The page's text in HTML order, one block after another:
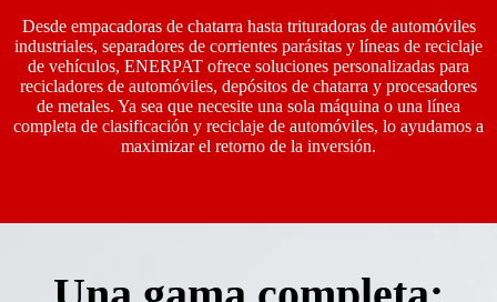
Desde empacadoras de chatarra hasta trituradoras de automóviles
industriales, separadores de corrientes parásitas y líneas de reciclaje
de vehículos, ENERPAT ofrece soluciones personalizadas para
recicladores de automóviles, depósitos de chatarra y procesadores
de metales. Ya sea que necesite una sola máquina o una línea
completa de clasificación y reciclaje de automóviles, lo ayudamos a
maximizar el retorno de la inversión.